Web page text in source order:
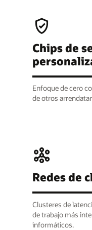
Chips de
Enfoque de cero
de otros
Redes de
Clusteres de
de trabajo más
informáticos.